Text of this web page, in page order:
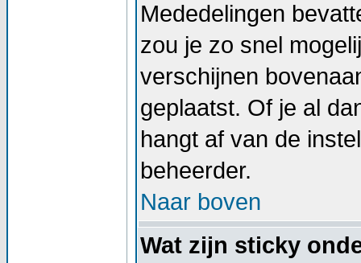
Mededelingen
zou je zo snel
verschijnen
geplaatst. Of je al
hangt af van de
beheerder.
Naar boven
Wat zijn sticky